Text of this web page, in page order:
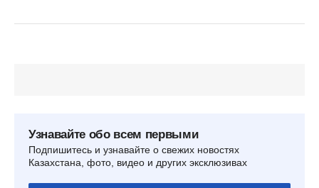
Узнавайте обо всем первыми
Подпишитесь и узнавайте о свежих новостях
Казахстана, фото, видео и других эксклюзивах